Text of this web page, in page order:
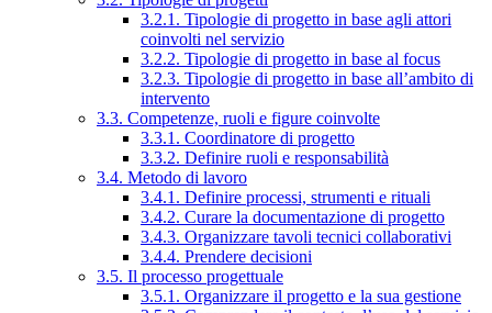
3.2.1. Tipologie di progetto in base agli attori
coinvolti nel servizio
3.2.2. Tipologie di progetto in base al focus
3.2.3. Tipologie di progetto in base all’ambito di
intervento
3.3. Competenze, ruoli e figure coinvolte
3.3.1. Coordinatore di progetto
3.3.2. Definire ruoli e responsabilità
3.4. Metodo di lavoro
3.4.1. Definire processi, strumenti e rituali
3.4.2. Curare la documentazione di progetto
3.4.3. Organizzare tavoli tecnici collaborativi
3.4.4. Prendere decisioni
3.5. Il processo progettuale
3.5.1. Organizzare il progetto e la sua gestione